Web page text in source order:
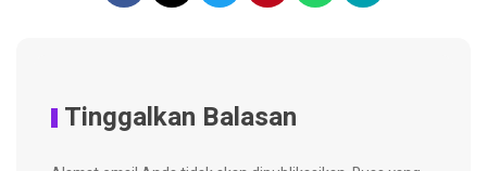
Tinggalkan Balasan